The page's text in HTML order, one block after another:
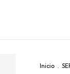
Inicio .